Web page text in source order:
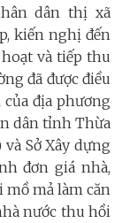
dân thị xã
kiến nghị đến
và tiếp thu
đã được điều
địa phương
dân tỉnh Thừa
Sở Xây dựng
đơn giá nhà,
mồ mả làm căn
nước thu hồi